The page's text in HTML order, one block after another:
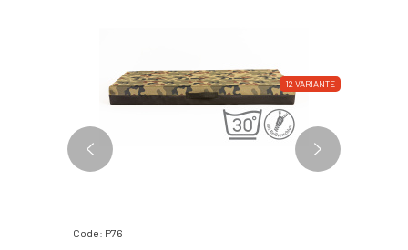
12 VARIANTE
Code: P76